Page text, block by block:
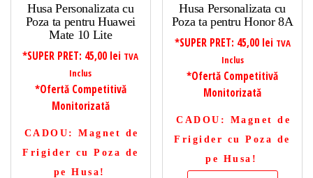
Husa Personalizata cu
Poza ta pentru Huawei
Mate 10 Lite
*SUPER PRET: 45,00 lei TVA
Inclus
*Ofertă Competitivă
Monitorizată
CADOU : Magnet de
Frigider cu Poza de
pe Husa!
Husa Personalizata cu
Poza ta pentru Honor 8A
*SUPER PRET: 45,00 lei TVA
Inclus
*Ofertă Competitivă
Monitorizată
CADOU : Magnet de
Frigider cu Poza de
pe Husa!